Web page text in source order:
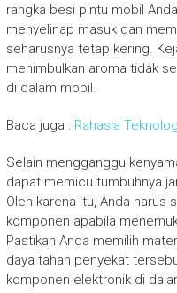
rangka besi pintu mobil
menyelinap masuk dan
seharusnya tetap kering.
menimbulkan aroma tidak
di dalam mobil.
Baca juga : Rahasia
Selain mengganggu
dapat memicu tumbuhnya
Oleh karena itu, Anda harus
komponen apabila
Pastikan Anda memilih
daya tahan penyekat
komponen elektronik di